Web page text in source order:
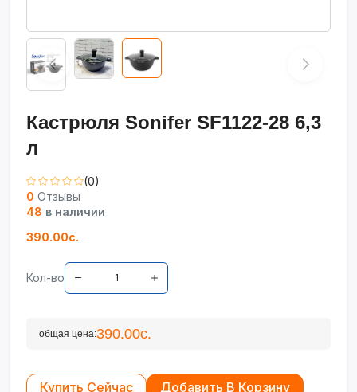
Кастрюля Sonifer SF1122-28 6,3
л
(0)
0 Отзывы
48 в наличии
390.00с.
Кол-во
общая цена:390.00с.
Купить Сейчас Добавить В Корзину